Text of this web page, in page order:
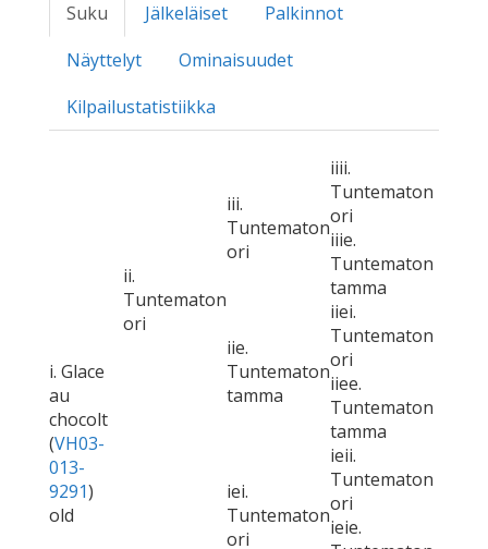
Suku Jälkeläiset
Palkinnot
Näyttelyt
Ominaisuudet
Kilpailustatistiikka
i. Glace
au
chocolt
(VH03-
013-
9291)
old
ii.
Tuntematon
ori
iii.
Tuntematon
ori
iiii.
Tuntematon
ori
iiie.
Tuntematon
tamma
iie.
Tuntematon
tamma
iiei.
Tuntematon
ori
iiee.
Tuntematon
tamma
iei.
Tuntematon
ori
ieii.
Tuntematon
ori
ieie.